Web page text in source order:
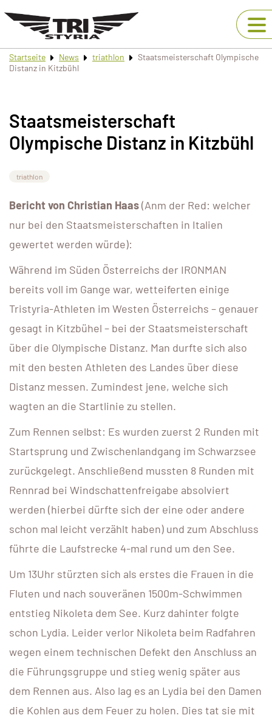
Startseite News triathlon
Staatsmeisterschaft Olympische
Distanz in Kitzbühl
Staatsmeisterschaft
Olympische Distanz in Kitzbühl
triathlon
Bericht von Christian Haas(Anm der Red: welcher
nur bei den Staatsmeisterschaften in Italien
gewertet werden würde):
Während im Süden Österreichs der IRONMAN
bereits voll im Gange war, wetteiferten einige
Tristyria-Athleten im Westen Österreichs – genauer
gesagt in Kitzbühel – bei der Staatsmeisterschaft
über die Olympische Distanz. Man durfte sich also
mit den besten Athleten des Landes über diese
Distanz messen. Zumindest jene, welche sich
wagten an die Startlinie zu stellen.
Zum Rennen selbst: Es wurden zuerst 2 Runden mit
Startsprung und Zwischenlandgang im Schwarzsee
zurückgelegt. Anschließend mussten 8 Runden mit
Rennrad bei Windschattenfreigabe absolviert
werden (hierbei dürfte sich der eine oder andere
schon mal leicht verzählt haben) und zum Abschluss
führte die Laufstrecke 4-mal rund um den See.
Um 13Uhr stürzten sich als erstes die Frauen in die
Fluten und nach souveränen 1500m-Schwimmen
entstieg Nikoleta dem See. Kurz dahinter folgte
schon Lydia. Leider verlor Nikoleta beim Radfahren
wegen einem technischen Defekt den Anschluss an
die Führungsgruppe und stieg wenig später aus
dem Rennen aus. Also lag es an Lydia bei den Damen
die Kohlen aus dem Feuer zu holen. Dies tat sie mit